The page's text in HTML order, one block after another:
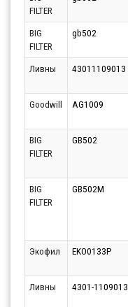
FILTER
BIG
FILTER
gb502
Ливны
43011109013
Goodwill
AG1009
BIG
FILTER
GB502
BIG
FILTER
GB502M
Экофил EKO0133P
Ливны
4301-1109013